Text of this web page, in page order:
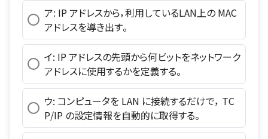
ア: IP アドレスから，利用しているLAN上の MAC
アドレスを導き出す。
イ: IP アドレスの先頭から何ビットをネットワーク
アドレスに使用するかを定義する。
ウ: コンピュータを LAN に接続するだけで， TC
P/IP の設定情報を自動的に取得する。